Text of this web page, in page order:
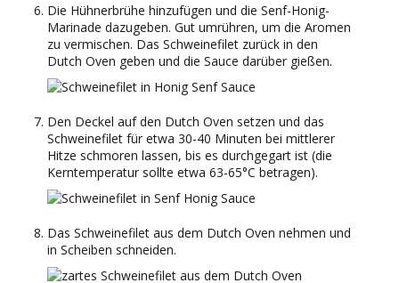
Die Hühnerbrühe hinzufügen und die Senf-Honig-
Marinade dazugeben. Gut umrühren, um die Aromen
zu vermischen. Das Schweinefilet zurück in den
Dutch Oven geben und die Sauce darüber gießen.
Den Deckel auf den Dutch Oven setzen und das
Schweinefilet für etwa 30-40 Minuten bei mittlerer
Hitze schmoren lassen, bis es durchgegart ist (die
Kerntemperatur sollte etwa 63-65°C betragen).
Das Schweinefilet aus dem Dutch Oven nehmen und
in Scheiben schneiden.